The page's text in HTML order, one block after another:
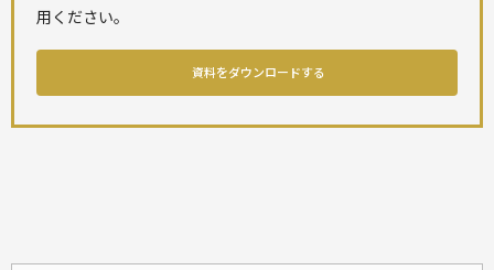
用ください。
資料をダウンロードする